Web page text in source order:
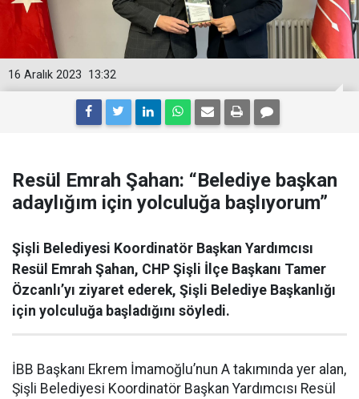
13:32
16 Aralık 2023
Resül Emrah Şahan: “Belediye başkan
adaylığım için yolculuğa başlıyorum”
Şişli Belediyesi Koordinatör Başkan Yardımcısı
Resül Emrah Şahan, CHP Şişli İlçe Başkanı Tamer
Özcanlı’yı ziyaret ederek, Şişli Belediye Başkanlığı
için yolculuğa başladığını söyledi.
İBB Başkanı Ekrem İmamoğlu’nun A takımında yer alan,
Şişli Belediyesi Koordinatör Başkan Yardımcısı Resül